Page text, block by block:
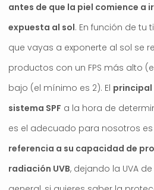
antes de que la piel comience a
expuesta al sol. En función de tu
que vayas a exponerte al sol se
productos con un FPS más alto
bajo (el mínimo es 2). El principal
sistema SPF a la hora de
es el adecuado para nosotros
referencia a su capacidad de
radiación UVB, dejando la UVA